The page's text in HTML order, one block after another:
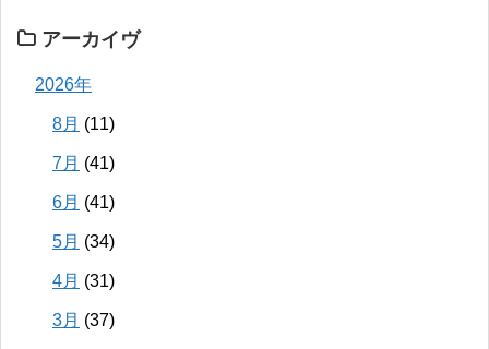
アーカイヴ
2026年
8月 (11)
7月 (41)
6月 (41)
5月 (34)
4月 (31)
3月 (37)